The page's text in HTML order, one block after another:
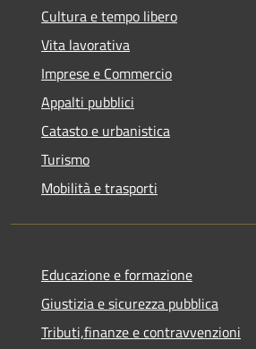
Cultura e tempo libero
Vita lavorativa
Imprese e Commercio
Appalti pubblici
Catasto e urbanistica
Turismo
Mobilità e trasporti
Educazione e formazione
Giustizia e sicurezza pubblica
Tributi,finanze e contravvenzioni